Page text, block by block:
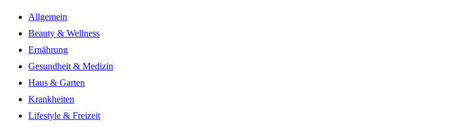
Allgemein
Beauty & Wellness
Ernährung
Gesundheit & Medizin
Haus & Garten
Krankheiten
Lifestyle & Freizeit